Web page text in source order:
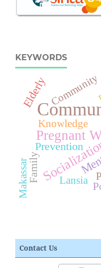
KEYWORDS
Pregnant
Prevention
Elderly
Family
Knowledge
Community
Lansia
Makassar
Contact Us